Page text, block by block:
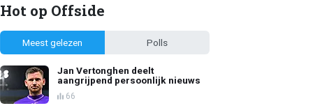
Hot op Offside
Meest gelezen Polls
Jan Vertonghen deelt
aangrijpend persoonlijk nieuws
66